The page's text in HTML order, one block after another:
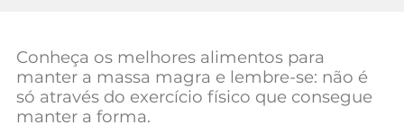
Animais de Estimação
Conheça os melhores alimentos para
manter a massa magra e lembre-se: não é
só através do exercício físico que consegue
manter a forma.